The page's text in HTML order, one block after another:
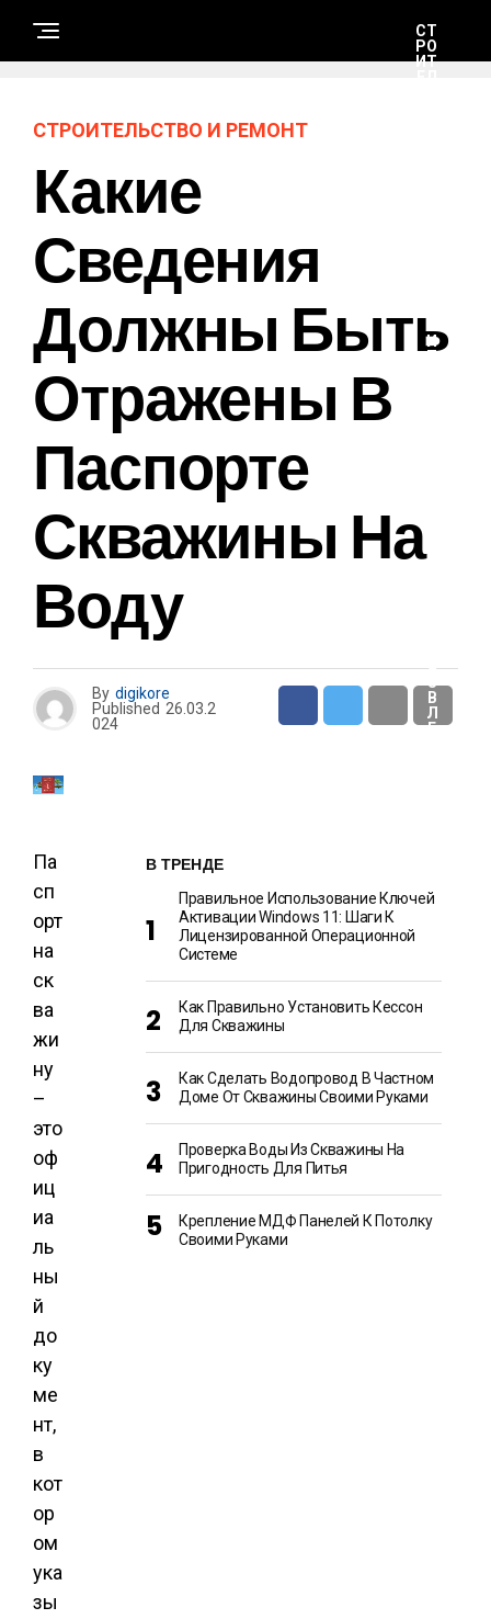
СТ
РО
ИТ
И
Т
О
А
З
В
Л
Е
СТРОИТЕЛЬСТВО И РЕМОНТ
Какие
Сведения
Должны Быть
Отражены В
Паспорте
Скважины На
Воду
By digikore
Published 26.03.2
024
Па
сп
орт
на
ск
ва
жи
ну
–
это
оф
иц
иа
ль
ны
й
до
ку
ме
нт,
в
кот
ор
ом
ука
зы
В ТРЕНДЕ
Правильное Использование Ключей
Активации Windows 11: Шаги К
Лицензированной Операционной
Системе
Как Правильно Установить Кессон
Для Скважины
Как Сделать Водопровод В Частном
Доме От Скважины Своими Руками
Проверка Воды Из Скважины На
Пригодность Для Питья
Крепление МДФ Панелей К Потолку
Своими Руками